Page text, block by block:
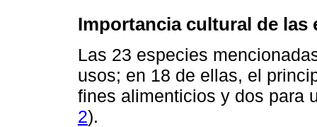
Importancia cultural de las
Las 23 especies
usos; en 18 de ellas, el
fines alimenticios y dos para
2).